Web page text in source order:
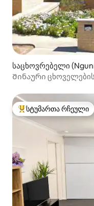
საცხოვრებელი
Შინაური
სტუმართა რჩეული
სტუმართა რჩეული